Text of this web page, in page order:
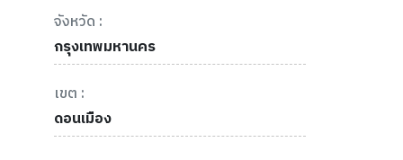
จังหวัด :
กรุงเทพมหานคร
เขต :
ดอนเมือง